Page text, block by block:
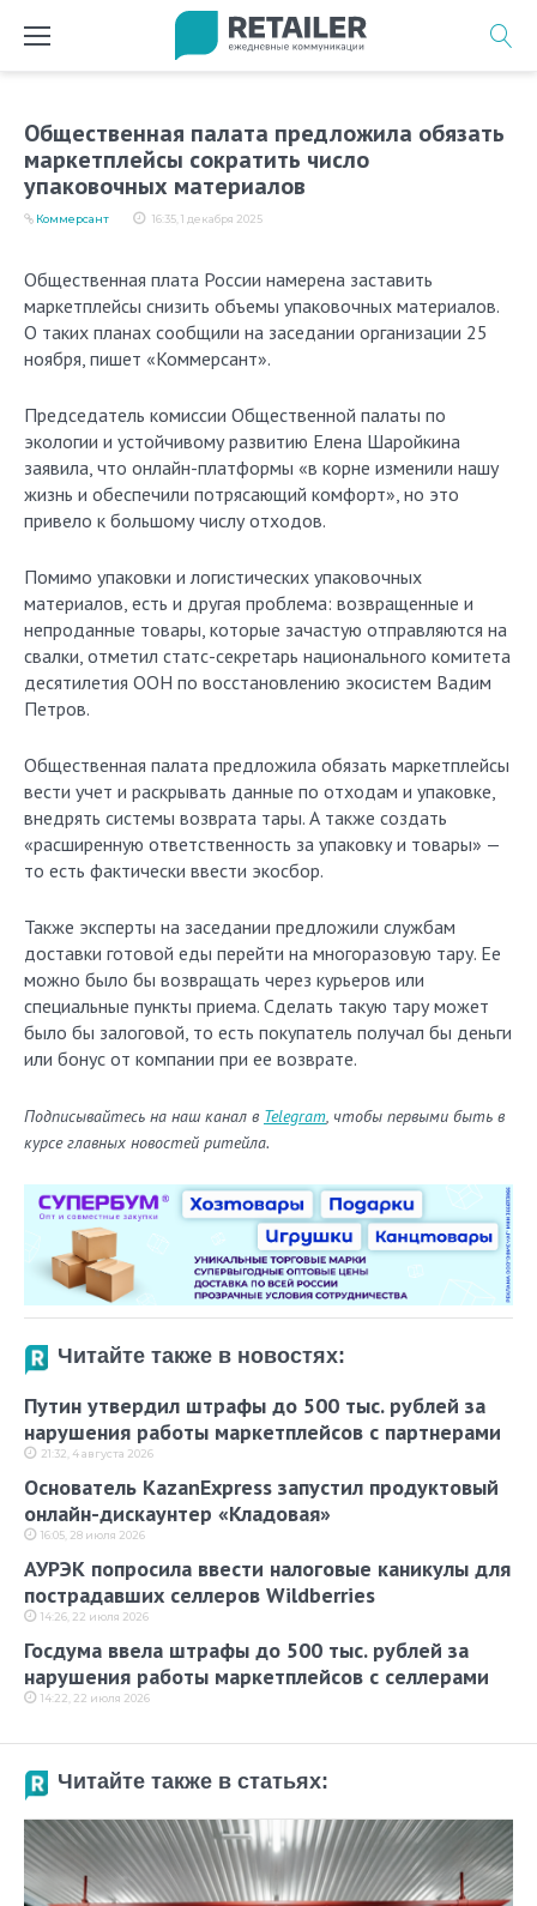
Общественная палата предложила обязать
маркетплейсы сократить число
упаковочных материалов
16:35, 1 декабря 2025
Коммерсант
Общественная плата России намерена заставить
маркетплейсы снизить объемы упаковочных материалов.
О таких планах сообщили на заседании организации 25
ноября, пишет «Коммерсант».
Председатель комиссии Общественной палаты по
экологии и устойчивому развитию Елена Шаройкина
заявила, что онлайн-платформы «в корне изменили нашу
жизнь и обеспечили потрясающий комфорт», но это
привело к большому числу отходов.
Помимо упаковки и логистических упаковочных
материалов, есть и другая проблема: возвращенные и
непроданные товары, которые зачастую отправляются на
свалки, отметил статс-секретарь национального комитета
десятилетия ООН по восстановлению экосистем Вадим
Петров.
Общественная палата предложила обязать маркетплейсы
вести учет и раскрывать данные по отходам и упаковке,
внедрять системы возврата тары. А также создать
«расширенную ответственность за упаковку и товары» —
то есть фактически ввести экосбор.
Также эксперты на заседании предложили службам
доставки готовой еды перейти на многоразовую тару. Ее
можно было бы возвращать через курьеров или
специальные пункты приема. Сделать такую тару может
было бы залоговой, то есть покупатель получал бы деньги
или бонус от компании при ее возврате.
Подписывайтесь на наш канал в Telegram, чтобы первыми быть в
курсе главных новостей ритейла.
Читайте также в новостях:
Путин утвердил штрафы до 500 тыс. рублей за
нарушения работы маркетплейсов с партнерами
21:32, 4 августа 2026
Основатель KazanExpress запустил продуктовый
онлайн-дискаунтер «Кладовая»
16:05, 28 июля 2026
АУРЭК попросила ввести налоговые каникулы для
пострадавших селлеров Wildberries
14:26, 22 июля 2026
Госдума ввела штрафы до 500 тыс. рублей за
нарушения работы маркетплейсов с селлерами
14:22, 22 июля 2026
Читайте также в статьях: